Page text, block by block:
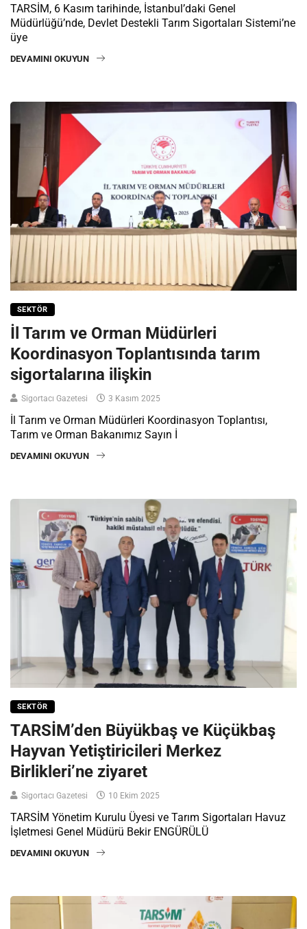
TARSİM, 6 Kasım tarihinde, İstanbul’daki Genel
Müdürlüğü’nde, Devlet Destekli Tarım Sigortaları Sistemi’ne
üye
DEVAMINI OKUYUN
SEKTÖR
İl Tarım ve Orman Müdürleri
Koordinasyon Toplantısında tarım
sigortalarına ilişkin
Sigortacı Gazetesi 3 Kasım 2025
İl Tarım ve Orman Müdürleri Koordinasyon Toplantısı,
Tarım ve Orman Bakanımız Sayın İ
DEVAMINI OKUYUN
SEKTÖR
TARSİM’den Büyükbaş ve Küçükbaş
Hayvan Yetiştiricileri Merkez
Birlikleri’ne ziyaret
Sigortacı Gazetesi 10 Ekim 2025
TARSİM Yönetim Kurulu Üyesi ve Tarım Sigortaları Havuz
İşletmesi Genel Müdürü Bekir ENGÜRÜLÜ
DEVAMINI OKUYUN